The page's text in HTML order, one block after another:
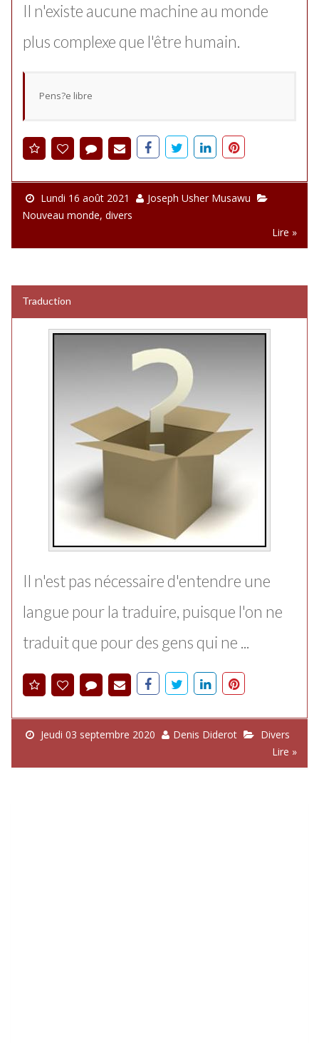
Il n'existe aucune machine au monde
plus complexe que l'être humain.
Pens?e libre
Lundi 16 août 2021
Joseph Usher Musawu
Nouveau monde, divers
Lire »
Traduction
Il n'est pas nécessaire d'entendre une
langue pour la traduire, puisque l'on ne
traduit que pour des gens qui ne ...
Jeudi 03 septembre 2020 Denis Diderot
Divers
Lire »